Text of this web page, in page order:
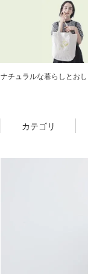
ナチュラルな暮らしとお
カテゴリ